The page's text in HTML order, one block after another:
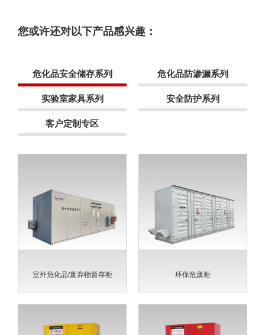
您或许还对以下产品感兴趣：
危化品安全储存系列 危化品防渗漏系列
实验室家具系列 安全防护系列
客户定制专区
室外危化品/废弃物暂存柜 环保危废柜